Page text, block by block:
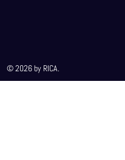
© 2026 by RICA.